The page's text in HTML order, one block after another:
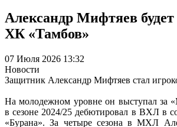
Александр Мифтяев будет
ХК «Тамбов»
07 Июля 2026 13:32
Новости
Защитник Александр Мифтяев стал
На молодежном уровне он выступал за
в сезоне 2024/25 дебютировал в ВХЛ в
«Бурана». За четыре сезона в МХЛ